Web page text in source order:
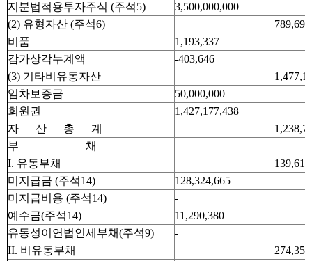
지분법적용투자주식 (주석5)
3,500,000,000
(2) 유형자산 (주석6)
789,691
비품
1,193,337
감가상각누계액
-403,646
(3) 기타비유동자산
임차보증금
50,000,000
회원권
1,427,177,438
자 산 총 계
부 채
I. 유동부채
미지급금 (주석14)
128,324,665
미지급비용 (주석14)
-
예수금(주석14)
11,290,380
유동성이연법인세부채(주석9)
-
II. 비유동부채